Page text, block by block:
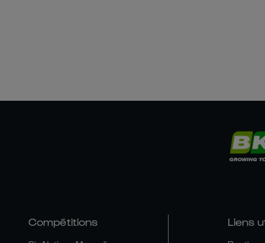
Compétitions Liens